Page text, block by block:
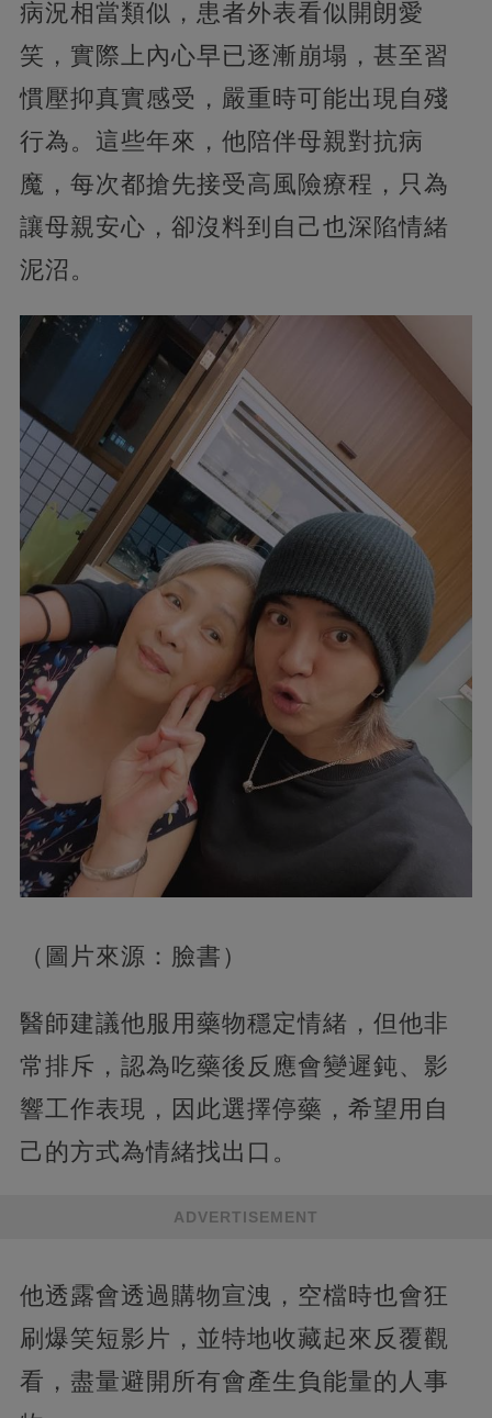
病況相當類似，患者外表看似開朗愛
笑，實際上內心早已逐漸崩塌，甚至習
慣壓抑真實感受，嚴重時可能出現自殘
行為。這些年來，他陪伴母親對抗病
魔，每次都搶先接受高風險療程，只為
讓母親安心，卻沒料到自己也深陷情緒
泥沼。
（圖片來源：臉書）
醫師建議他服用藥物穩定情緒，但他非
常排斥，認為吃藥後反應會變遲鈍、影
響工作表現，因此選擇停藥，希望用自
己的方式為情緒找出口。
ADVERTISEMENT
他透露會透過購物宣洩，空檔時也會狂
刷爆笑短影片，並特地收藏起來反覆觀
看，盡量避開所有會產生負能量的人事